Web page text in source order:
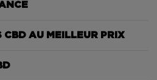
CBD AU MEILLEUR PRIX